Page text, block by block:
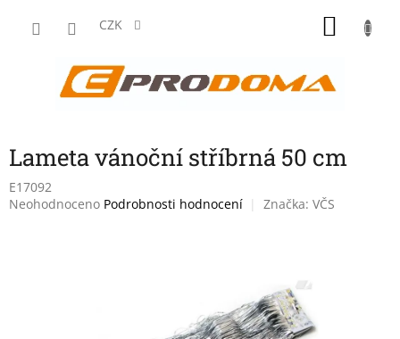
CZK
Lameta vánoční stříbrná 50 cm
E17092
Průměrné
Neohodnoceno Podrobnosti hodnocení Značka: VČS